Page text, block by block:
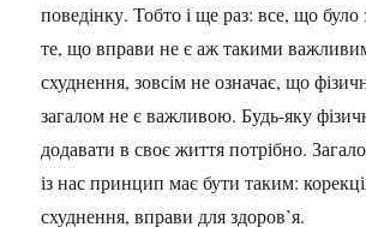
поведінку. Тобто і ще раз: все, що було
те, що вправи не є аж такими
схуднення, зовсім не означає, що
загалом не є важливою. Будь-яку
додавати в своє життя потрібно.
із нас принцип має бути таким:
схуднення, вправи для здоров’я.